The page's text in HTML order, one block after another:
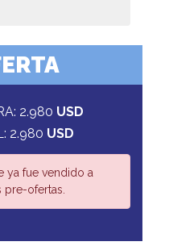
2.980 USD
2.980 USD
ya fue vendido a
ofertas.